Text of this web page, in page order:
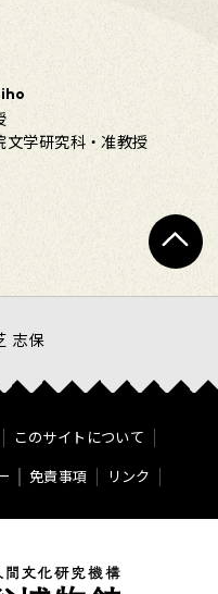
志保
文学研究科・准教授
このサイトについて
免責事項 リンク